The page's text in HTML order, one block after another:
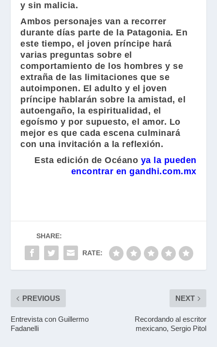
y sin malicia.
Ambos personajes van a recorrer
durante días parte de la Patagonia. En
este tiempo, el joven príncipe hará
varias preguntas sobre el
comportamiento de los hombres y se
extraña de las limitaciones que se
autoimponen. El adulto y el joven
príncipe hablarán sobre la amistad, el
autoengaño, la espiritualidad, el
egoísmo y por supuesto, el amor. Lo
mejor es que cada escena culminará
con una invitación a la reflexión.
Esta edición de Océano ya la pueden
encontrar en gandhi.com.mx
SHARE:
RATE:
PREVIOUS
Entrevista con Guillermo
Fadanelli
NEXT
Recordando al escritor
mexicano, Sergio Pitol